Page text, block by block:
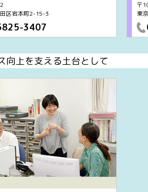
区岩本町2-15-3
3407
〒
東
向上を支える土台として